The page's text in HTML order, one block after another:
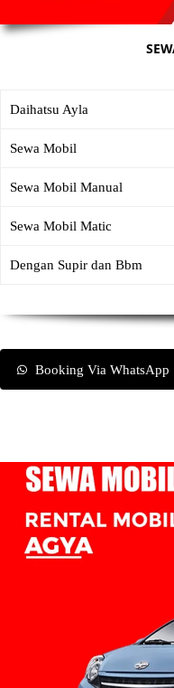
Daihatsu Ayla
Sewa Mobil
Sewa Mobil Manual
Sewa Mobil Matic
Dengan Supir dan Bbm
Booking Via WhatsApp